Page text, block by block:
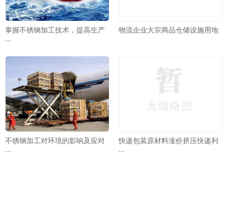
掌握不锈钢加工技术，提高生产
···
物流企业大宗商品仓储设施用地
不锈钢加工对环境的影响及应对
···
快递包装原材料涨价挤压快递利
···